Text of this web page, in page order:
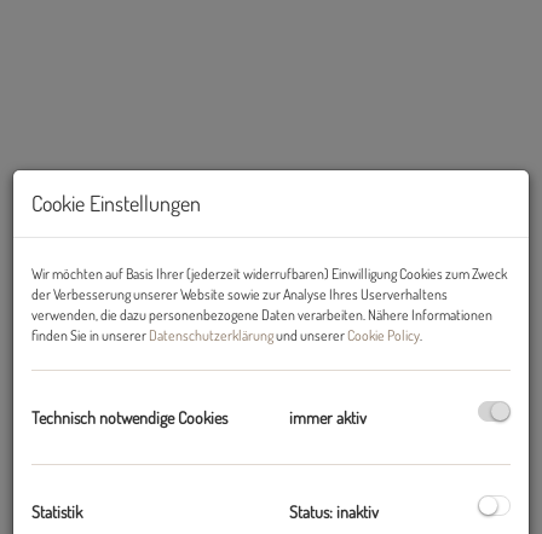
Beschreibung
DORT WOHNEN, WO ANDERE URLAUB MACHEN!!!!
Traumhafte 4-Zimmerwohnung in traumhafter Gegend.
die einwunderschönes, neuwertiges zu Hause mit guter Infrastuktur
Cookie Einstellungen
Wir möchten auf Basis Ihrer (jederzeit widerrufbaren) Einwilligung Cookies zum Zweck
der Verbesserung unserer Website sowie zur Analyse Ihres Userverhaltens
verwenden, die dazu personenbezogene Daten verarbeiten. Nähere Informationen
finden Sie in unserer Datenschutzerklärungund unsererCookie Policy
Technisch notwendige Cookies immer aktiv
Statistik Status: inaktiv